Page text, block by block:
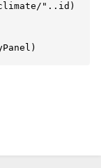
"..id)